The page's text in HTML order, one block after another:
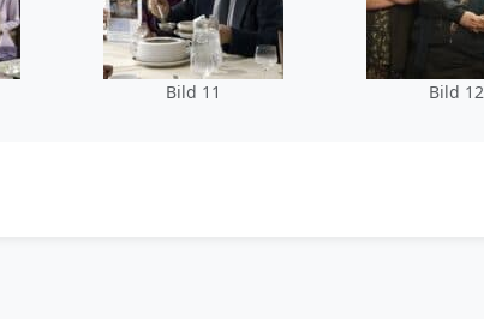
Bild 11 Bild 12